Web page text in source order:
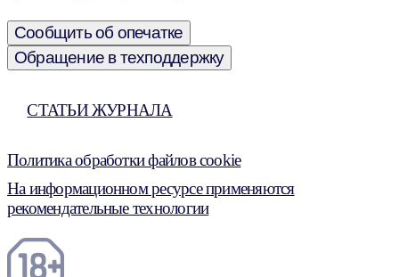
Сообщить об опечатке
Обращение в техподдержку
СТАТЬИ ЖУРНАЛА
Политика обработки файлов cookie
На информационном ресурсе применяются
рекомендательные технологии